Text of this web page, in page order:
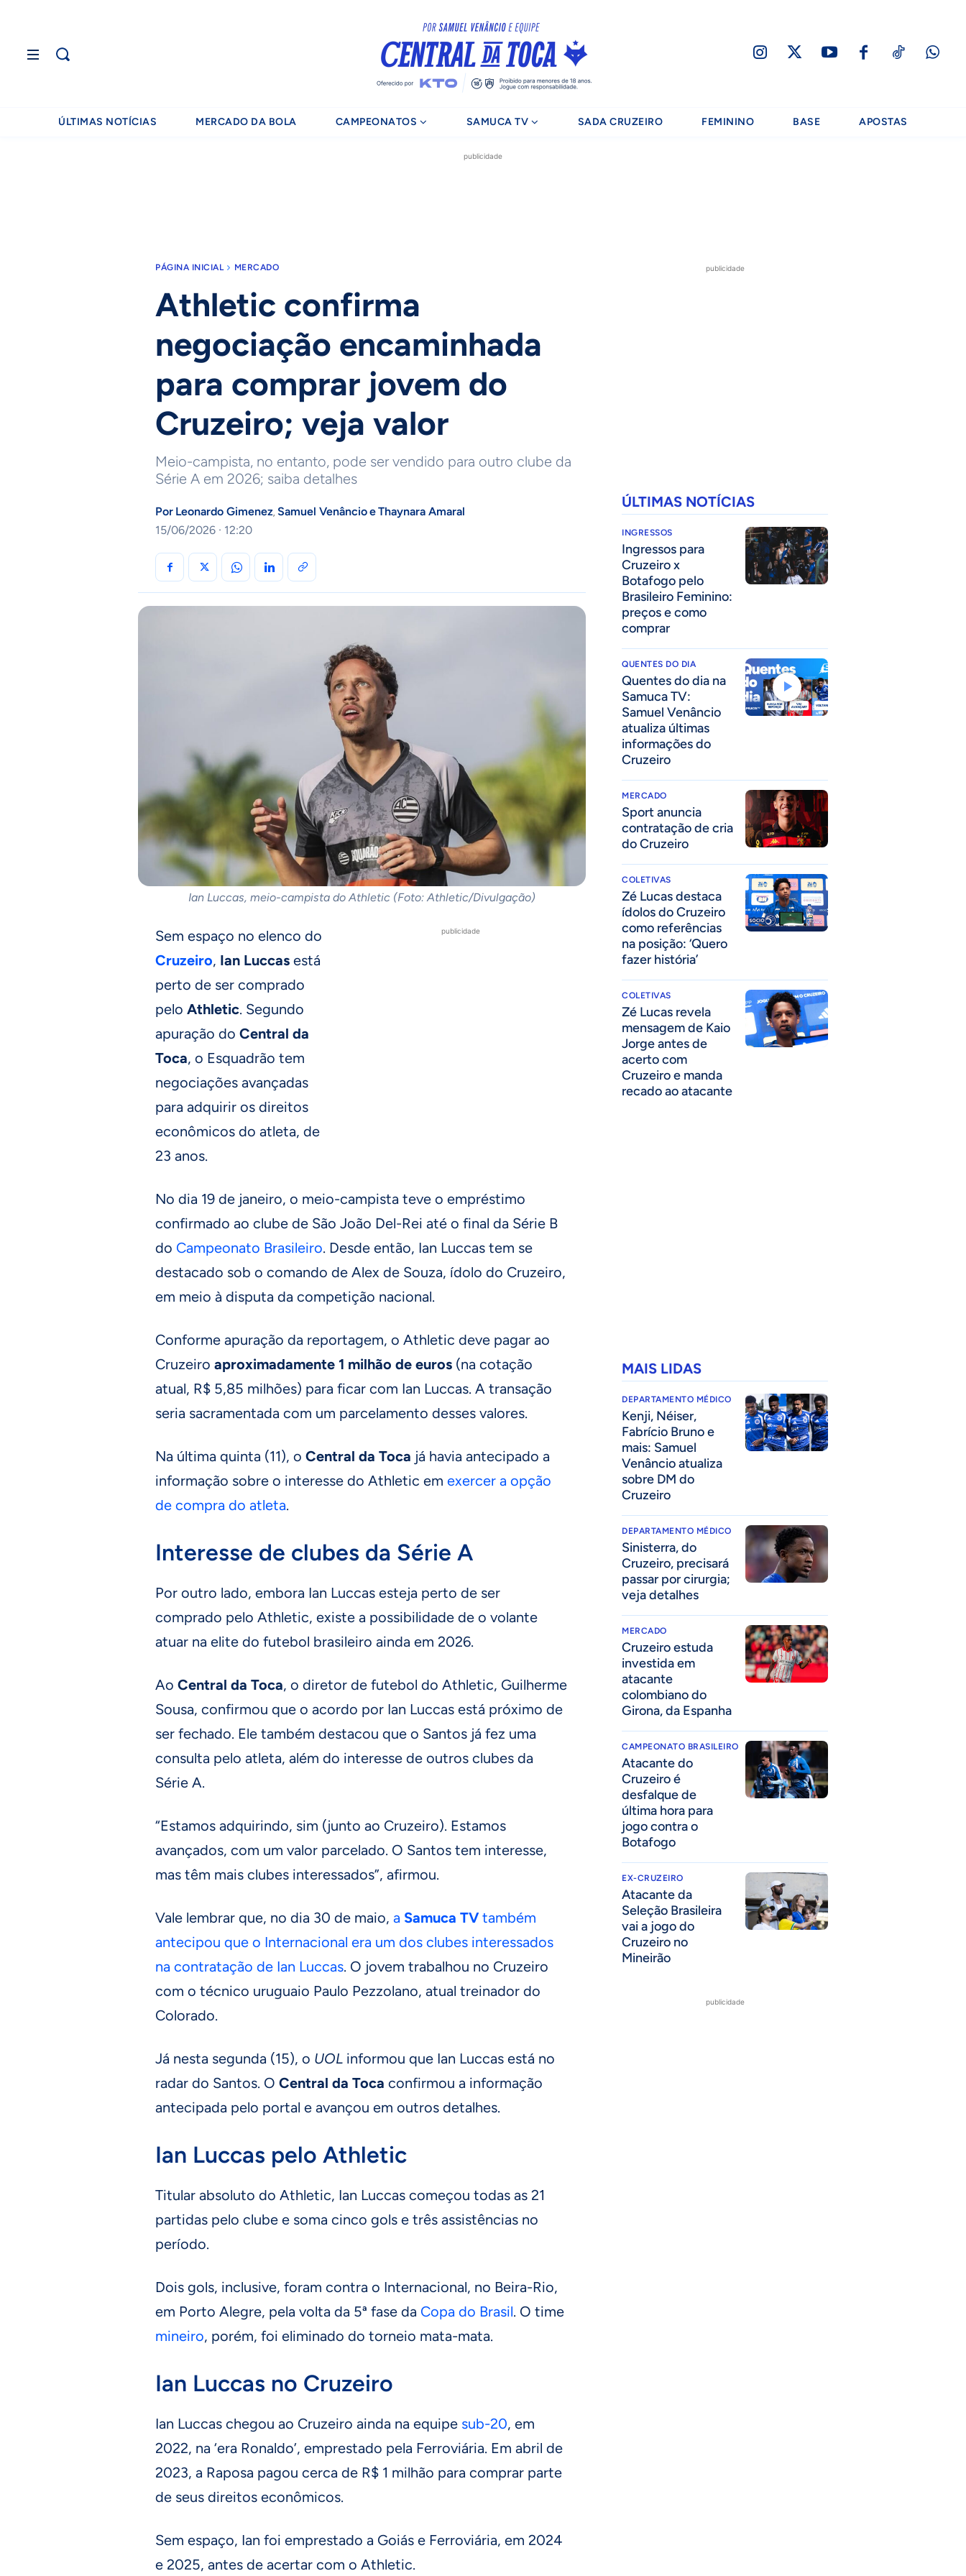
ÚLTIMAS NOTÍCIAS MERCADO DA BOLA CAMPEONATOS SAMUCA TV SADA CRUZEIRO FEMININO BASE APOSTAS
publicidade
PÁGINA INICIAL MERCADO
Athletic confirma
negociação encaminhada
para comprar jovem do
Cruzeiro; veja valor
Meio-campista, no entanto, pode ser vendido para outro clube da
Série A em 2026; saiba detalhes
Por Leonardo Gimenez Samuel VenâncioeThaynara Amaral
15/06/2026 · 12:20
Ian Luccas, meio-campista do Athletic (Foto: Athletic/Divulgação)
publicidade
Sem espaço no elenco do
Cruzeiro, Ian Luccas está
perto de ser comprado
pelo Athletic. Segundo
apuração do Central da
Toca, o Esquadrão tem
negociações avançadas
para adquirir os direitos
econômicos do atleta, de
23 anos.
No dia 19 de janeiro, o meio-campista teve o empréstimo
confirmado ao clube de São João Del-Rei até o final da Série B
do Campeonato Brasileiro. Desde então, Ian Luccas tem se
destacado sob o comando de Alex de Souza, ídolo do Cruzeiro,
em meio à disputa da competição nacional.
Conforme apuração da reportagem, o Athletic deve pagar ao
Cruzeiro aproximadamente 1 milhão de euros (na cotação
atual, R$ 5,85 milhões) para ficar com Ian Luccas. A transação
seria sacramentada com um parcelamento desses valores.
Na última quinta (11), o Central da Toca já havia antecipado a
informação sobre o interesse do Athletic em exercer a opção
de compra do atleta.
Interesse de clubes da Série A
Por outro lado, embora Ian Luccas esteja perto de ser
comprado pelo Athletic, existe a possibilidade de o volante
atuar na elite do futebol brasileiro ainda em 2026.
Ao Central da Toca, o diretor de futebol do Athletic, Guilherme
Sousa, confirmou que o acordo por Ian Luccas está próximo de
ser fechado. Ele também destacou que o Santos já fez uma
consulta pelo atleta, além do interesse de outros clubes da
Série A.
“Estamos adquirindo, sim (junto ao Cruzeiro). Estamos
avançados, com um valor parcelado. O Santos tem interesse,
mas têm mais clubes interessados”, afirmou.
Vale lembrar que, no dia 30 de maio, a Samuca TVtambém
antecipou que o Internacional era um dos clubes interessados
na contratação de Ian Luccas. O jovem trabalhou no Cruzeiro
com o técnico uruguaio Paulo Pezzolano, atual treinador do
Colorado.
Já nesta segunda (15), o UOL informou que Ian Luccas está no
radar do Santos. O Central da Toca confirmou a informação
antecipada pelo portal e avançou em outros detalhes.
Ian Luccas pelo Athletic
Titular absoluto do Athletic, Ian Luccas começou todas as 21
partidas pelo clube e soma cinco gols e três assistências no
período.
Dois gols, inclusive, foram contra o Internacional, no Beira-Rio,
em Porto Alegre, pela volta da 5ª fase da Copa do Brasil. O time
mineiro, porém, foi eliminado do torneio mata-mata.
Ian Luccas no Cruzeiro
Ian Luccas chegou ao Cruzeiro ainda na equipe sub-20, em
2022, na ‘era Ronaldo’, emprestado pela Ferroviária. Em abril de
2023, a Raposa pagou cerca de R$ 1 milhão para comprar parte
de seus direitos econômicos.
Sem espaço, Ian foi emprestado a Goiás e Ferroviária, em 2024
e 2025, antes de acertar com o Athletic.
publicidade
ÚLTIMAS NOTÍCIAS
INGRESSOS
Ingressos para
Cruzeiro x
Botafogo pelo
Brasileiro Feminino:
preços e como
comprar
QUENTES DO DIA
Quentes do dia na
Samuca TV:
Samuel Venâncio
atualiza últimas
informações do
Cruzeiro
MERCADO
Sport anuncia
contratação de cria
do Cruzeiro
COLETIVAS
Zé Lucas destaca
ídolos do Cruzeiro
como referências
na posição: ‘Quero
fazer história’
COLETIVAS
Zé Lucas revela
mensagem de Kaio
Jorge antes de
acerto com
Cruzeiro e manda
recado ao atacante
MAIS LIDAS
DEPARTAMENTO MÉDICO
Kenji, Néiser,
Fabrício Bruno e
mais: Samuel
Venâncio atualiza
sobre DM do
Cruzeiro
DEPARTAMENTO MÉDICO
Sinisterra, do
Cruzeiro, precisará
passar por cirurgia;
veja detalhes
MERCADO
Cruzeiro estuda
investida em
atacante
colombiano do
Girona, da Espanha
CAMPEONATO BRASILEIRO
Atacante do
Cruzeiro é
desfalque de
última hora para
jogo contra o
Botafogo
EX-CRUZEIRO
Atacante da
Seleção Brasileira
vai a jogo do
Cruzeiro no
Mineirão
publicidade